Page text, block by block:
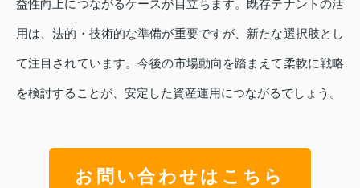
益性向上につながるケースが目立ちます。既存テナントの活
用は、法的・技術的な準備が重要ですが、新たな選択肢とし
て注目されています。今後の市場動向を踏まえて柔軟に戦略
を検討することが、安定した資産運用につながるでしょう。
お問い合わせはこちら